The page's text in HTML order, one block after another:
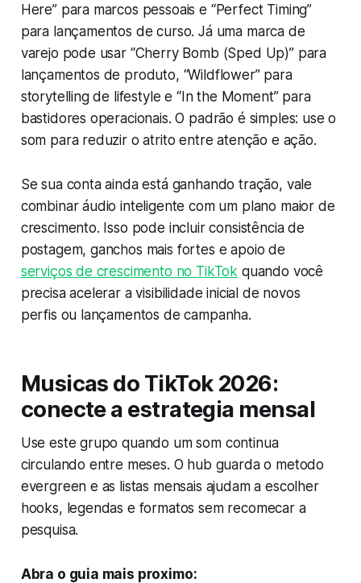
Here” para marcos pessoais e “Perfect Timing”
para lançamentos de curso. Já uma marca de
varejo pode usar “Cherry Bomb (Sped Up)” para
lançamentos de produto, “Wildflower” para
storytelling de lifestyle e “In the Moment” para
bastidores operacionais. O padrão é simples: use o
som para reduzir o atrito entre atenção e ação.
Se sua conta ainda está ganhando tração, vale
combinar áudio inteligente com um plano maior de
crescimento. Isso pode incluir consistência de
postagem, ganchos mais fortes e apoio de
serviços de crescimento no TikTok quando você
precisa acelerar a visibilidade inicial de novos
perfis ou lançamentos de campanha.
Musicas do TikTok 2026:
conecte a estrategia mensal
Use este grupo quando um som continua
circulando entre meses. O hub guarda o metodo
evergreen e as listas mensais ajudam a escolher
hooks, legendas e formatos sem recomecar a
pesquisa.
Abra o guia mais proximo: